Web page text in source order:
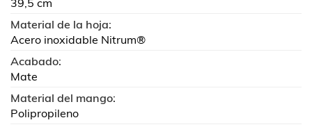
39,5 cm
Material de la hoja:
Acero inoxidable Nitrum®
Acabado:
Mate
Material del mango:
Polipropileno